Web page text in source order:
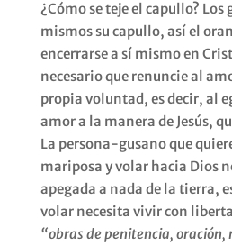
¿Cómo se teje el capullo?
mismos su capullo, así el
encerrarse a sí mismo en
necesario que renuncie al
propia voluntad, es decir, al
amor a la manera de Jesús,
La persona-gusano que
mariposa y volar hacia Dios
apegada a nada de la tierra,
volar necesita vivir con
“obras de penitencia, oración,